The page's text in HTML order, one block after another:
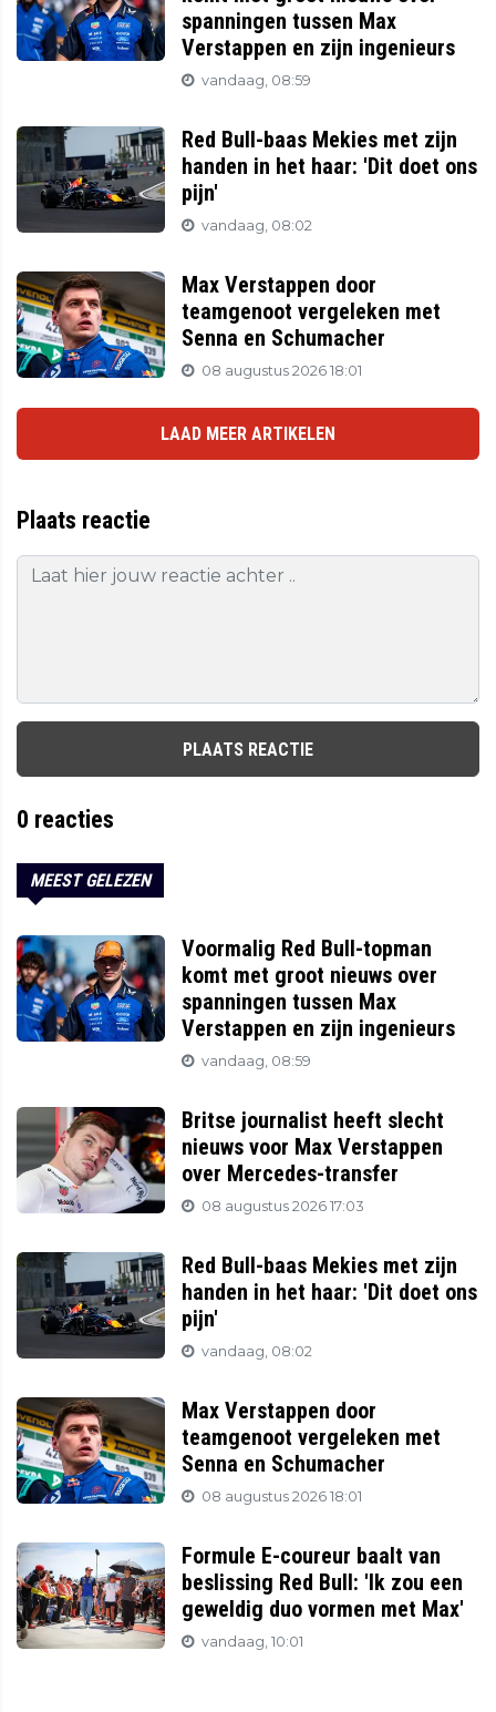
spanningen tussen Max
Verstappen en zijn ingenieurs
vandaag, 08:59
Red Bull-baas Mekies met zijn
handen in het haar: 'Dit doet ons
pijn'
vandaag, 08:02
Max Verstappen door
teamgenoot vergeleken met
Senna en Schumacher
08 augustus 2026 18:01
LAAD MEER ARTIKELEN
Plaats reactie
PLAATS REACTIE
0 reacties
MEEST GELEZEN
Voormalig Red Bull-topman
komt met groot nieuws over
spanningen tussen Max
Verstappen en zijn ingenieurs
vandaag, 08:59
Britse journalist heeft slecht
nieuws voor Max Verstappen
over Mercedes-transfer
08 augustus 2026 17:03
Red Bull-baas Mekies met zijn
handen in het haar: 'Dit doet ons
pijn'
vandaag, 08:02
Max Verstappen door
teamgenoot vergeleken met
Senna en Schumacher
08 augustus 2026 18:01
Formule E-coureur baalt van
beslissing Red Bull: 'Ik zou een
geweldig duo vormen met Max'
vandaag, 10:01